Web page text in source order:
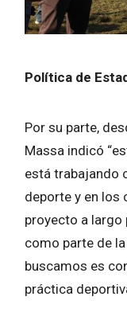
Política de
Por su parte,
Massa indicó
está trabajando
deporte y en los
proyecto a largo
como parte de
buscamos es
práctica